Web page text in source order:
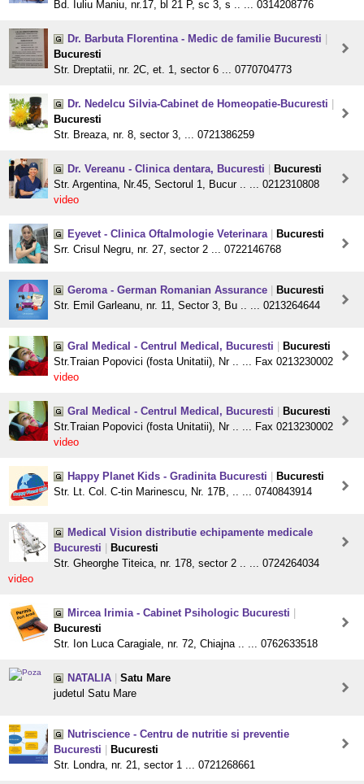
Bd. Iuliu Maniu, nr.17, bl 21 P, sc 3, s .. ... 0314208776
Dr. Barbuta Florentina - Medic de familie Bucuresti
Bucuresti
Str. Dreptatii, nr. 2C, et. 1, sector 6 ... 0770704773
Dr. Nedelcu Silvia-Cabinet de Homeopatie-Bucuresti
Bucuresti
Str. Breaza, nr. 8, sector 3, ... 0721386259
Dr. Vereanu - Clinica dentara, Bucuresti
Bucuresti
Str. Argentina, Nr.45, Sectorul 1, Bucur .. ... 0212310808
video
Eyevet - Clinica Oftalmologie Veterinara
Bucuresti
Srr. Crisul Negru, nr. 27, sector 2 ... 0722146768
Geroma - German Romanian Assurance
Bucuresti
Str. Emil Garleanu, nr. 11, Sector 3, Bu .. ... 0213264644
Gral Medical - Centrul Medical, Bucuresti
Bucuresti
Str.Traian Popovici (fosta Unitatii), Nr .. ... Fax 0213230002
video
Gral Medical - Centrul Medical, Bucuresti
Bucuresti
Str.Traian Popovici (fosta Unitatii), Nr .. ... Fax 0213230002
video
Happy Planet Kids - Gradinita Bucuresti
Bucuresti
Str. Lt. Col. C-tin Marinescu, Nr. 17B, .. ... 0740843914
Medical Vision distributie echipamente medicale
Bucuresti
Bucuresti
Str. Gheorghe Titeica, nr. 178, sector 2 .. ... 0724264034
video
Mircea Irimia - Cabinet Psihologic Bucuresti
Bucuresti
Str. Ion Luca Caragiale, nr. 72, Chiajna .. ... 0762633518
NATALIA
Satu Mare
judetul Satu Mare
Nutriscience - Centru de nutritie si preventie
Bucuresti
Bucuresti
Str. Londra, nr. 21, sector 1 ... 0721268661